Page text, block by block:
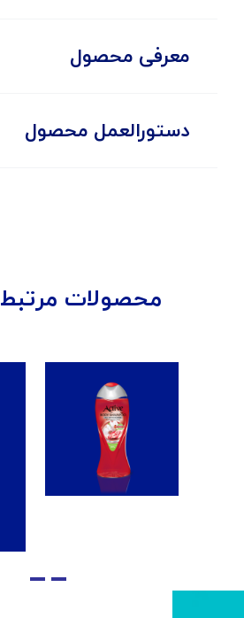
معرفی محصول
دستورالعمل محصول
محصولات مرتبط